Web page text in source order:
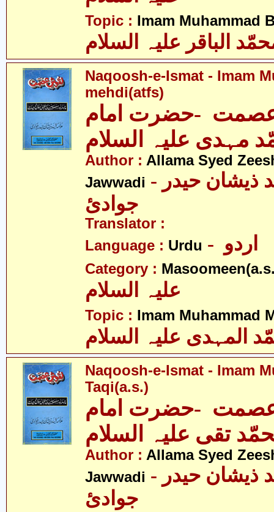
Topic : Imam Muhammad
الباقر علیہ السلام
Naqoosh-e-Ismat - Imam
mehdi(atfs)
-حضرت امام
مہدی علیہ السلام
Author : Allama Syed
Jawwadi - علامہ سیّد ذیشان حیدر
جوادئ
Translator :
Language : Urdu
Category :
Topic : Imam Muhammad
المہدی علیہ السلام
Naqoosh-e-Ismat - Imam
Taqi(a.s.)
-حضرت امام
تقی علیہ السلام
Author : Allama Syed
Jawwadi - علامہ سیّد ذیشان حیدر
جوادئ